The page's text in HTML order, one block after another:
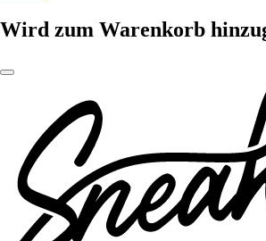
Wird zum Warenkorb